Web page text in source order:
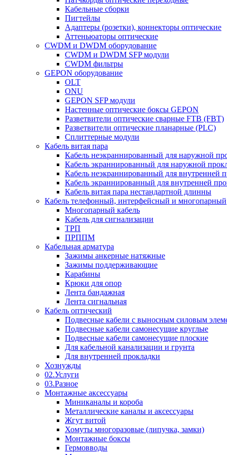
Кабельные сборки
Пигтейлы
Адаптеры (розетки), коннекторы оптические
Аттеньюаторы оптические
CWDM и DWDM оборудование
CWDM и DWDM SFP модули
CWDM фильтры
GEPON оборудование
OLT
ONU
GEPON SFP модули
Настенные оптические боксы GEPON
Разветвители оптические сварные FTB (FBT)
Разветвители оптические планарные (PLC)
Сплиттерные модули
Кабель витая пара
Кабель неэкраннированный для наружной
Кабель экраннированный для наружной
Кабель неэкраннированный для внутренней
Кабель экраннированный для внутренней
Кабель витая пара нестандартной длинны
Кабель телефонный, интерфейсный и многопарный
Многопарный кабель
Кабель для сигнализации
ТРП
ПРППМ
Кабельная арматура
Зажимы анкерные натяжные
Зажимы поддерживающие
Карабины
Крюки для опор
Лента бандажная
Лента сигнальная
Кабель оптический
Подвесные кабели с выносным силовым
Подвесные кабели самонесущие круглые
Подвесные кабели самонесущие плоские
Для кабельной канализации и грунта
Для внутренней прокладки
Хознужды
02.Услуги
03.Разное
Монтажные аксессуары
Миниканалы и короба
Металлические каналы и аксессуары
Жгут витой
Хомуты многоразовые (липучка, замки)
Монтажные боксы
Гермовводы